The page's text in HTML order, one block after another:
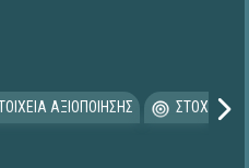
ΑΞΙΟΠΟΙΗΣΗΣ